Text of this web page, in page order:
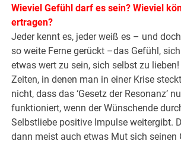
Wieviel Gefühl darf es sein? Wieviel
ertragen?
Jeder kennt es, jeder weiß es – und
so weite Ferne gerückt –das Gefühl,
etwas wert zu sein, sich selbst zu
Zeiten, in denen man in einer Krise
nicht, dass das ‘Gesetz der Resonanz’
funktioniert, wenn der Wünschende
Selbstliebe positive Impulse weitergibt.
dann meist auch etwas Mut sich seinen